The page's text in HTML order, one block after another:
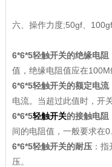
六、操作力度;50gf、
6*6*5轻触开关的绝缘电阻
值，绝缘电阻值应在
6*6*5轻触开关的额定电流
电流。当超过此值时，开
6*6*5轻触开关的接触电阻
间的电阻值，一般要求在
6*6*5轻触开关的耐压：指
压。